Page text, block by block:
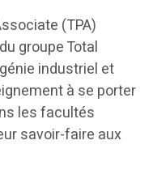
(TPA)
groupe Total
industriel et
à se porter
les facultés
savoir-faire aux